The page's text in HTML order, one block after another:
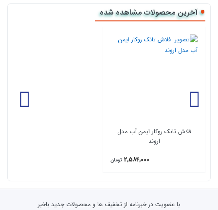
جنس مواد:
ABS
مجهز به سه حالت تخلیه کششی و شاسی دو زمانه
آخرین محصولات مشاهده شده
فلاش تانک روکار ایمن آب مدل
اروند
2,584,000 تومان
با عضویت در خبرنامه از تخفیف ها و محصولات جدید باخبر